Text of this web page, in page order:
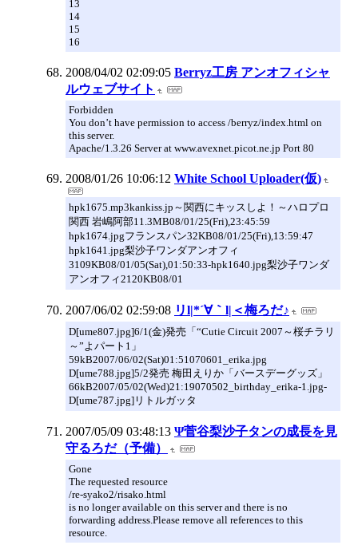
13
14
15
16
2008/04/02 02:09:05 Berryz工房 アンオフィシャ
ルウェブサイト
Forbidden
You don’t have permission to access /berryz/index.html on
this server.
Apache/1.3.26 Server at www.avexnet.picot.ne.jp Port 80
2008/01/26 10:06:12 White School Uploader(仮)
hpk1675.mp3kankiss.jp～関西にキッスしよ！～ハロプロ
関西 岩嶋阿部11.3MB08/01/25(Fri),23:45:59
hpk1674.jpgフランスパン32KB08/01/25(Fri),13:59:47
hpk1641.jpg梨沙子ワンダアンオフィ
3109KB08/01/05(Sat),01:50:33-hpk1640.jpg梨沙子ワンダ
アンオフィ2120KB08/01
2007/06/02 02:59:08 リl|*´∀｀l|＜梅ろだ♪
D[ume807.jpg]6/1(金)発売「“Cutie Circuit 2007～桜チラリ
～”よパート1」
59kB2007/06/02(Sat)01:51070601_erika.jpg
D[ume788.jpg]5/2発売 梅田えりか「バースデーグッズ」
66kB2007/05/02(Wed)21:19070502_birthday_erika-1.jpg-
D[ume787.jpg]リトルガッタ
2007/05/09 03:48:13 Ψ菅谷梨沙子タンの成長を見
守るろだ（予備）
Gone
The requested resource
/re-syako2/risako.html
is no longer available on this server and there is no
forwarding address.Please remove all references to this
resource.